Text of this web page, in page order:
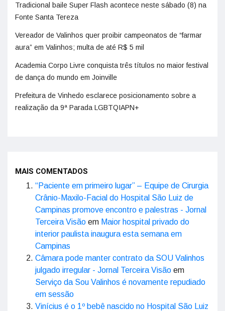
Tradicional baile Super Flash acontece neste sábado (8) na
Fonte Santa Tereza
Vereador de Valinhos quer proibir campeonatos de “farmar
aura” em Valinhos; multa de até R$ 5 mil
Academia Corpo Livre conquista três títulos no maior festival
de dança do mundo em Joinville
Prefeitura de Vinhedo esclarece posicionamento sobre a
realização da 9ª Parada LGBTQIAPN+
MAIS COMENTADOS
“Paciente em primeiro lugar” – Equipe de Cirurgia
Crânio-Maxilo-Facial do Hospital São Luiz de
Campinas promove encontro e palestras - Jornal
Terceira Visão em Maior hospital privado do
interior paulista inaugura esta semana em
Campinas
Câmara pode manter contrato da SOU Valinhos
julgado irregular - Jornal Terceira Visão em
Serviço da Sou Valinhos é novamente repudiado
em sessão
Vinícius é o 1º bebê nascido no Hospital São Luiz